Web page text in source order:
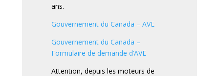
ans.
Gouvernement du Canada – AVE
Gouvernement du Canada –
Formulaire de demande d’AVE
Attention, depuis les moteurs de